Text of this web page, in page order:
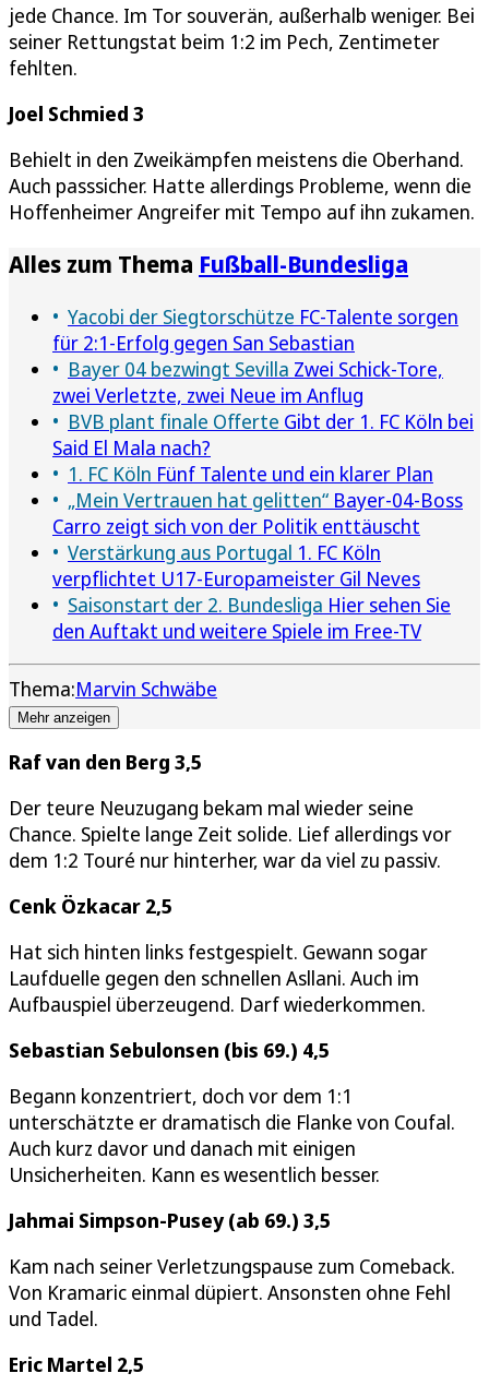
jede Chance. Im Tor souverän, außerhalb weniger. Bei
seiner Rettungstat beim 1:2 im Pech, Zentimeter
fehlten.
Joel Schmied 3
Behielt in den Zweikämpfen meistens die Oberhand.
Auch passsicher. Hatte allerdings Probleme, wenn die
Hoffenheimer Angreifer mit Tempo auf ihn zukamen.
Alles zum Thema Fußball-Bundesliga
Yacobi der Siegtorschütze FC-Talente sorgen
für 2:1-Erfolg gegen San Sebastian
Bayer 04 bezwingt Sevilla Zwei Schick-Tore,
zwei Verletzte, zwei Neue im Anflug
BVB plant finale Offerte Gibt der 1. FC Köln bei
Said El Mala nach?
1. FC Köln Fünf Talente und ein klarer Plan
„Mein Vertrauen hat gelitten“ Bayer-04-Boss
Carro zeigt sich von der Politik enttäuscht
Verstärkung aus Portugal 1. FC Köln
verpflichtet U17-Europameister Gil Neves
Saisonstart der 2. Bundesliga Hier sehen Sie
den Auftakt und weitere Spiele im Free-TV
Thema:Marvin Schwäbe
Mehr anzeigen
Raf van den Berg 3,5
Der teure Neuzugang bekam mal wieder seine
Chance. Spielte lange Zeit solide. Lief allerdings vor
dem 1:2 Touré nur hinterher, war da viel zu passiv.
Cenk Özkacar 2,5
Hat sich hinten links festgespielt. Gewann sogar
Laufduelle gegen den schnellen Asllani. Auch im
Aufbauspiel überzeugend. Darf wiederkommen.
Sebastian Sebulonsen (bis 69.) 4,5
Begann konzentriert, doch vor dem 1:1
unterschätzte er dramatisch die Flanke von Coufal.
Auch kurz davor und danach mit einigen
Unsicherheiten. Kann es wesentlich besser.
Jahmai Simpson-Pusey (ab 69.) 3,5
Kam nach seiner Verletzungspause zum Comeback.
Von Kramaric einmal düpiert. Ansonsten ohne Fehl
und Tadel.
Eric Martel 2,5